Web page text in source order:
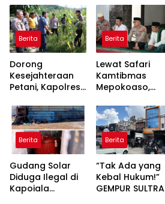
Berita
Dorong
Kesejahteraan
Petani, Kapolres
Langsung ke
Lahan Jagung
Desa Walay
Berita
Lewat Safari
Kamtibmas
Mepokoaso,
Serap Aspirasi
Masyarakat
Padangguni
Berita
Gudang Solar
Diduga Ilegal di
Kapoiala
Berita
“Tak Ada yang
Kebal Hukum!”
GEMPUR SULTRA